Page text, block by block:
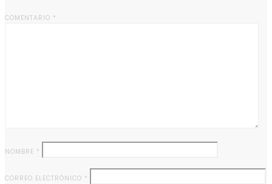
COMENTARIO *
NOMBRE *
CORREO ELECTRÓNICO *